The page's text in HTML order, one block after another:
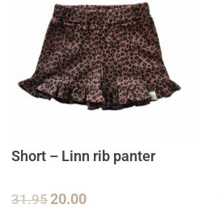
Short – Linn rib panter
31.9520.00